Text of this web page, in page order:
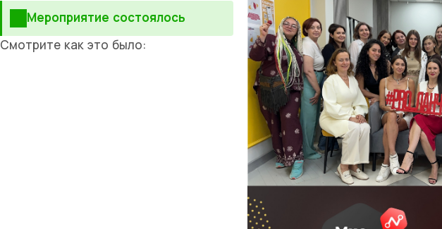
Мероприятие состоялось
Смотрите как это было: